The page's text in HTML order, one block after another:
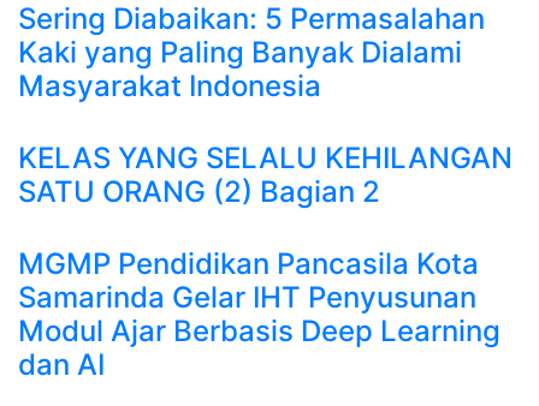
Sering Diabaikan: 5 Permasalahan
Kaki yang Paling Banyak Dialami
Masyarakat Indonesia
KELAS YANG SELALU KEHILANGAN
SATU ORANG (2) Bagian 2
MGMP Pendidikan Pancasila Kota
Samarinda Gelar IHT Penyusunan
Modul Ajar Berbasis Deep Learning
dan AI